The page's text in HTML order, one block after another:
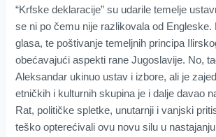
“Krfske deklaracije” su udarile temelje
se ni po čemu nije razlikovala od Engleske.
glasa, te poštivanje temeljnih principa
obećavajući aspekti rane Jugoslavije. No,
Aleksandar ukinuo ustav i izbore, ali je
etničkih i kulturnih skupina je i dalje davao
Rat, političke spletke, unutarnji i vanjski
teško opterećivali ovu novu silu u